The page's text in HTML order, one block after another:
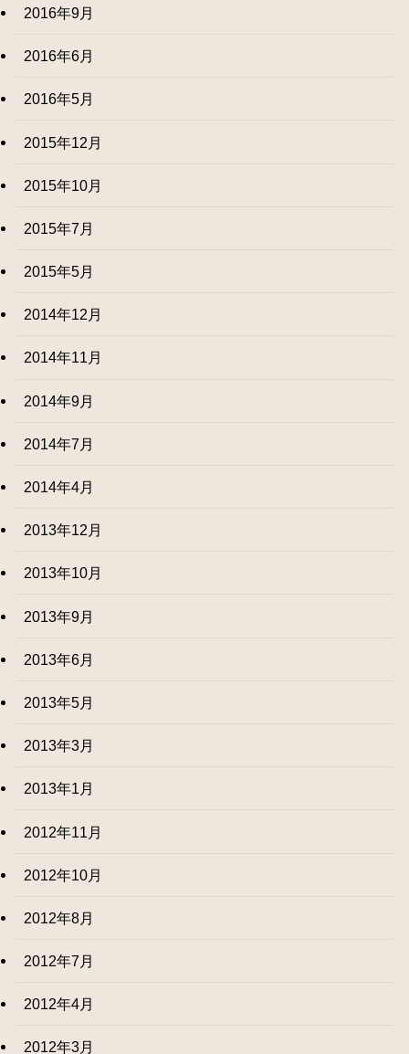
2016年9月
2016年6月
2016年5月
2015年12月
2015年10月
2015年7月
2015年5月
2014年12月
2014年11月
2014年9月
2014年7月
2014年4月
2013年12月
2013年10月
2013年9月
2013年6月
2013年5月
2013年3月
2013年1月
2012年11月
2012年10月
2012年8月
2012年7月
2012年4月
2012年3月